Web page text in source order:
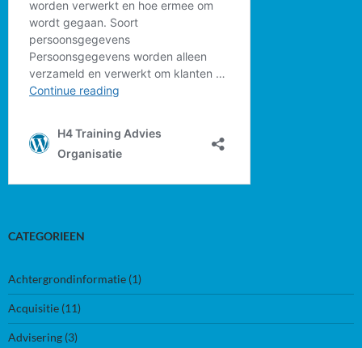
CATEGORIEEN
Achtergrondinformatie (1)
Acquisitie (11)
Advisering (3)